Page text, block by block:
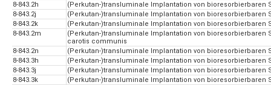
8-843.2h
(Perkutan-)transluminale Implantation von bioresorbierbaren
8-843.2j
(Perkutan-)transluminale Implantation von bioresorbierbaren
8-843.2k
(Perkutan-)transluminale Implantation von bioresorbierbaren
8-843.2m
(Perkutan-)transluminale Implantation von bioresorbierbaren
carotis communis
8-843.2n
(Perkutan-)transluminale Implantation von bioresorbierbaren
8-843.3h
(Perkutan-)transluminale Implantation von bioresorbierbaren
8-843.3j
(Perkutan-)transluminale Implantation von bioresorbierbaren
8-843.3k
(Perkutan-)transluminale Implantation von bioresorbierbaren